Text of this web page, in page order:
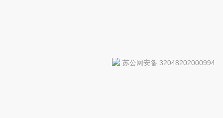
苏公网安备 32048202000994